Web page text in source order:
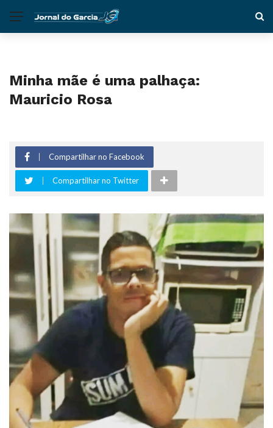
Minha mãe é uma palhaça:
Mauricio Rosa
Compartilhar no Facebook
Compartilhar no Twitter